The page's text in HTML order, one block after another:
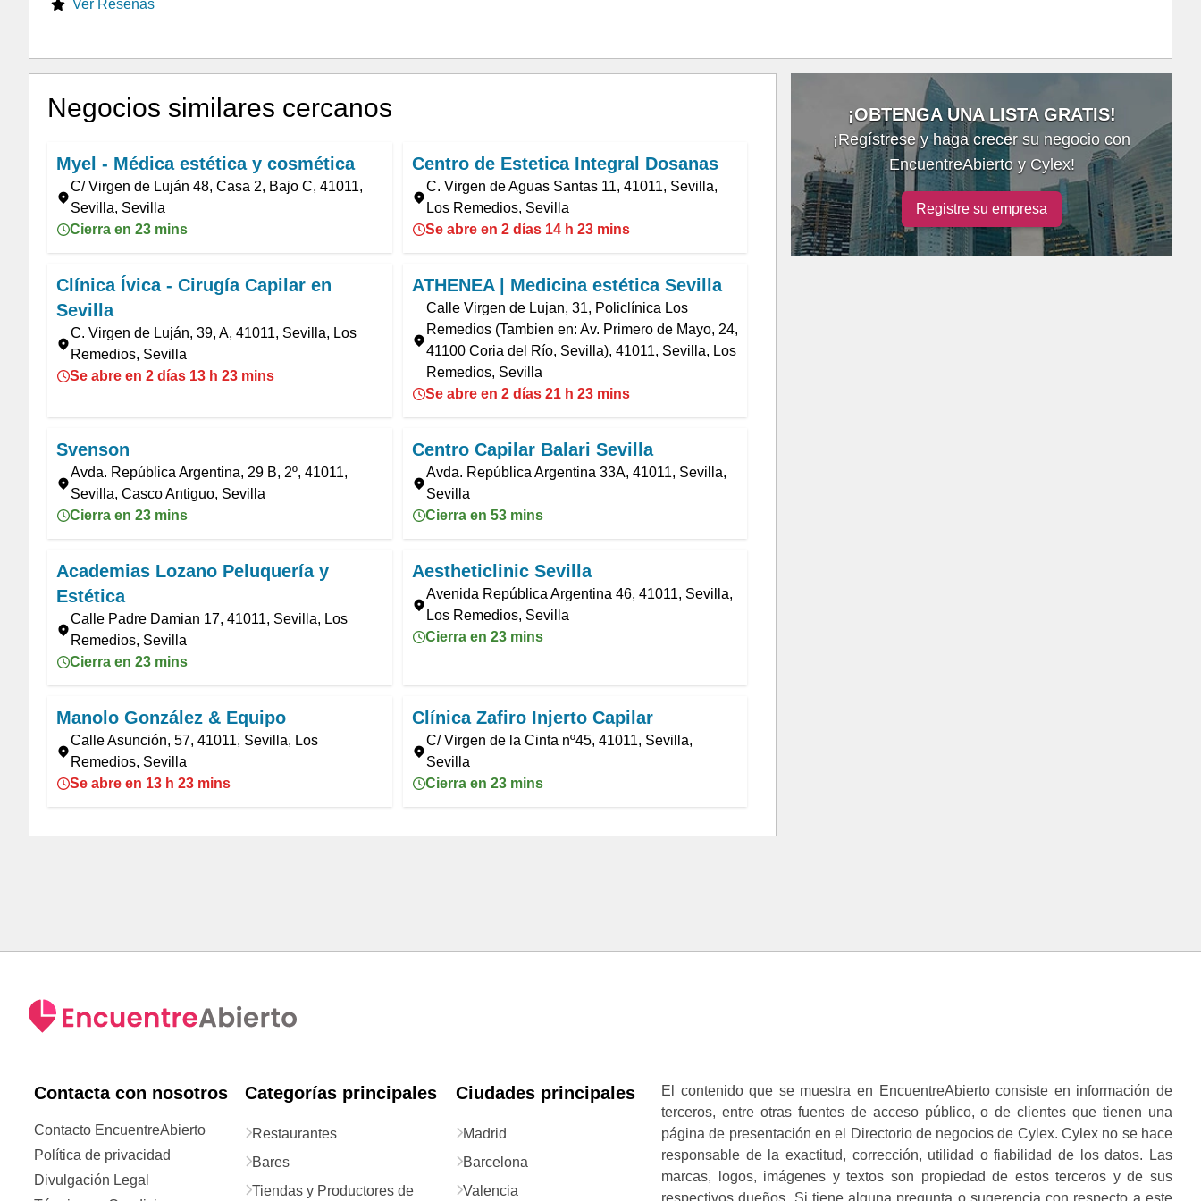
Ver Reseñas
Negocios similares cercanos
Myel - Médica estética y cosmética
C/ Virgen de Luján 48, Casa 2, Bajo C, 41011,
Sevilla, Sevilla
Cierra en 23 mins
Centro de Estetica Integral Dosanas
C. Virgen de Aguas Santas 11, 41011, Sevilla,
Los Remedios, Sevilla
Se abre en 2 días 14 h 23 mins
Clínica Ívica - Cirugía Capilar en
Sevilla
C. Virgen de Luján, 39, A, 41011, Sevilla, Los
Remedios, Sevilla
Se abre en 2 días 13 h 23 mins
ATHENEA | Medicina estética Sevilla
Calle Virgen de Lujan, 31, Policlínica Los
Remedios (Tambien en: Av. Primero de Mayo, 24,
41100 Coria del Río, Sevilla), 41011, Sevilla, Los
Remedios, Sevilla
Se abre en 2 días 21 h 23 mins
Svenson
Avda. República Argentina, 29 B, 2º, 41011,
Sevilla, Casco Antiguo, Sevilla
Cierra en 23 mins
Centro Capilar Balari Sevilla
Avda. República Argentina 33A, 41011, Sevilla,
Sevilla
Cierra en 53 mins
Academias Lozano Peluquería y
Estética
Calle Padre Damian 17, 41011, Sevilla, Los
Remedios, Sevilla
Cierra en 23 mins
Aestheticlinic Sevilla
Avenida República Argentina 46, 41011, Sevilla,
Los Remedios, Sevilla
Cierra en 23 mins
Manolo González & Equipo
Calle Asunción, 57, 41011, Sevilla, Los
Remedios, Sevilla
Se abre en 13 h 23 mins
Clínica Zafiro Injerto Capilar
C/ Virgen de la Cinta nº45, 41011, Sevilla,
Sevilla
Cierra en 23 mins
¡OBTENGA UNA LISTA GRATIS!
¡Regístrese y haga crecer su negocio con
EncuentreAbierto y Cylex!
Registre su empresa
Contacta con nosotros
Contacto EncuentreAbierto
Política de privacidad
Divulgación Legal
Categorías principales
Restaurantes
Bares
Tiendas y Productores de
Ciudades principales
Madrid
Barcelona
Valencia
El contenido que se muestra en EncuentreAbierto consiste en información de
terceros, entre otras fuentes de acceso público, o de clientes que tienen una
página de presentación en el Directorio de negocios de Cylex. Cylex no se hace
responsable de la exactitud, corrección, utilidad o fiabilidad de los datos. Las
marcas, logos, imágenes y textos son propiedad de estos terceros y de sus
respectivos dueños. Si tiene alguna pregunta o sugerencia con respecto a este